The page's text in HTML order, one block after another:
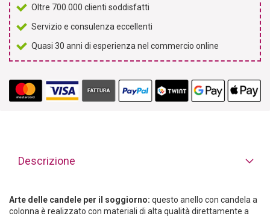
Oltre 700.000 clienti soddisfatti
Servizio e consulenza eccellenti
Quasi 30 anni di esperienza nel commercio online
Descrizione
Arte delle candele per il soggiorno: questo anello con candela a
colonna è realizzato con materiali di alta qualità direttamente a